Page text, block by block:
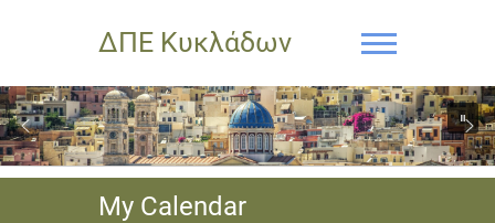
ΔΠΕ Κυκλάδων
My Calendar